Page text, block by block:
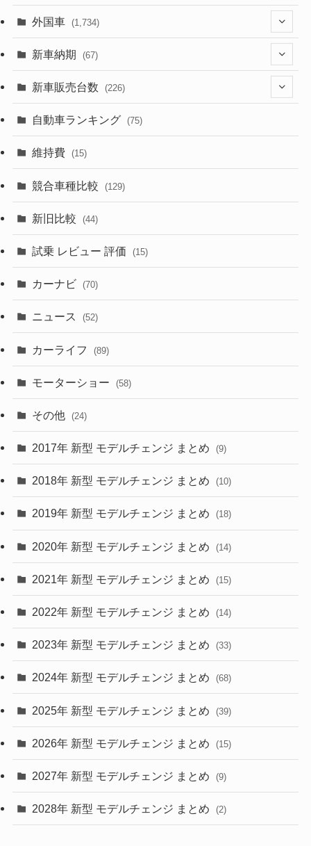
(1,320)
(329)
(356)
(328)
(253)
外国車 (1,734)
(242)
(85)
(84)
(50)
(43)
(6)
(9)
(30)
(27)
(58)
(28)
(27)
(26)
(10)
(35)
(10)
(9)
(22)
(4)
(9)
(4)
(1)
新車納期 (67)
(28)
(8)
(3)
(3)
新車販売台数 (226)
(21)
(5)
(7)
自動車ランキング (75)
維持費 (15)
競合車種比較 (129)
新旧比較 (44)
試乗 レビュー 評価 (15)
カーナビ (70)
ニュース (52)
カーライフ (89)
モーターショー (58)
その他 (24)
2017年 新型 モデルチェンジ まとめ (9)
2018年 新型 モデルチェンジ まとめ (10)
2019年 新型 モデルチェンジ まとめ (18)
2020年 新型 モデルチェンジ まとめ (14)
2021年 新型 モデルチェンジ まとめ (15)
2022年 新型 モデルチェンジ まとめ (14)
2023年 新型 モデルチェンジ まとめ (33)
2024年 新型 モデルチェンジ まとめ (68)
2025年 新型 モデルチェンジ まとめ (39)
2026年 新型 モデルチェンジ まとめ (15)
2027年 新型 モデルチェンジ まとめ (9)
2028年 新型 モデルチェンジ まとめ (2)